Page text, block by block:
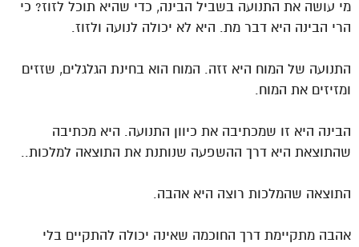
מי עושה את התנועה בשביל הבינה, כדי שהיא תוכל לזוז? כי
הרי הבינה היא דבר מת. היא לא יכולה לנועה ולזוז.
התנועה של המוח היא זזה. המוח הוא בחינת הגלגלים, שזזים
ומזיזים את המוח.
הבינה היא זו שמכתיבה את כיוון התנועה. היא מכתיבה
שהתוצאת היא דרך ההשפעה שנותנת את התוצאה למלכות..
התוצאה שהמלכות רוצה היא אהבה.
אהבה מתקיימת דרך החוכמה שאינה יכולה להתקיים בלי